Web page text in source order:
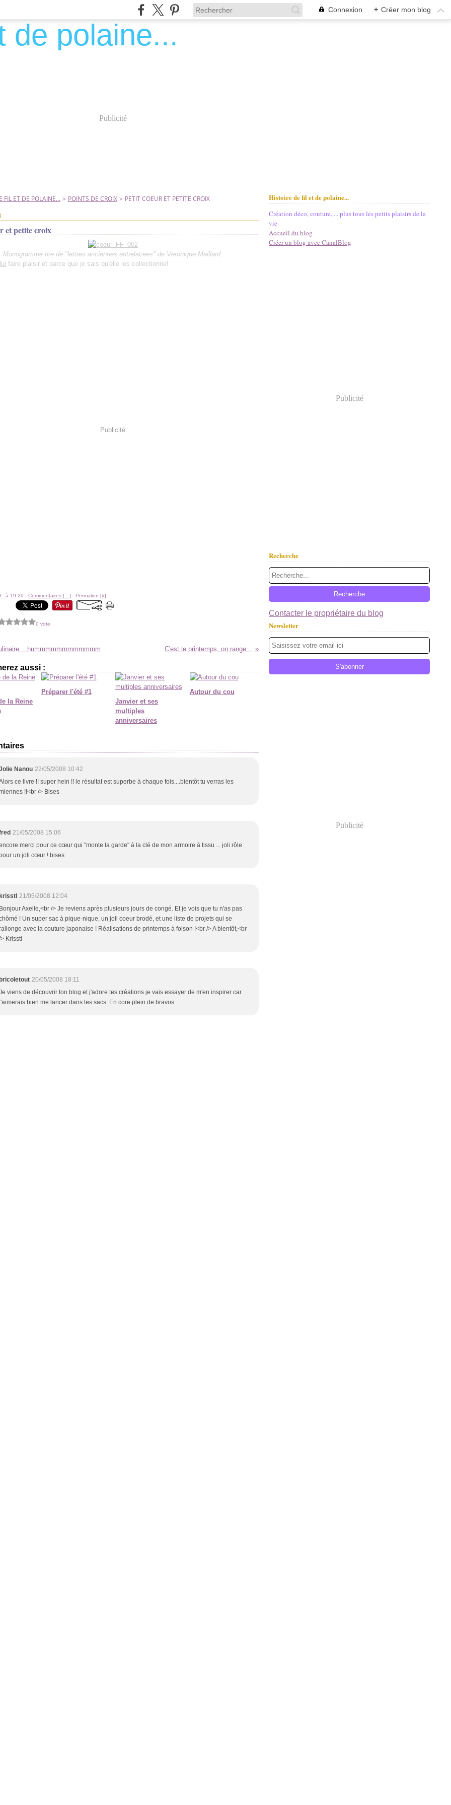
Connexion + Créer mon blog
Publicité
FIL ET DE POLAINE... > POINTS DE CROIX > PETIT COEUR ET PETITE CROIX
et petite croix
Monogramme tire de "lettres anciennes entrelacees" de Veronique Maillard.
lui faire plaisir et parce que je sais qu'elle les collectionne!
Publicité
à 19:20 - Commentaires [ ] - Permalien [#]
0 vote
hummmmmmmmmmmm C'est le printemps, on range...
aussi :
la Reine
Préparer l'été #1
Janvier et ses
multiples
anniversaires
Autour du cou
Nanou 22/05/2008 10:42
ce livre !! super hein !! le résultat est superbe à chaque fois....bientôt tu verras les
!!<br /> Bises
21/05/2008 15:06
merci pour ce cœur qui "monte la garde" à la clé de mon armoire à tissu ... joli rôle
un joli cœur ! bises
21/05/2008 12:04
Axelle,<br /> Je reviens après plusieurs jours de congé. Et je vois que tu n'as pas
! Un super sac à pique-nique, un joli coeur brodé, et une liste de projets qui se
avec la couture japonaise ! Réalisations de printemps à foison !<br /> A bientôt,<br
Krisstl
20/05/2008 18:11
viens de découvrir ton blog et j'adore tes créations je vais essayer de m'en inspirer car
bien me lancer dans les sacs. En core plein de bravos
Histoire de fil et de polaine...
Création déco, couture, ... plus tous les petits plaisirs de la
vie
Accueil du blog
Créer un blog avec CanalBlog
Publicité
Recherche
Contacter le propriétaire du blog
Newsletter
Publicité